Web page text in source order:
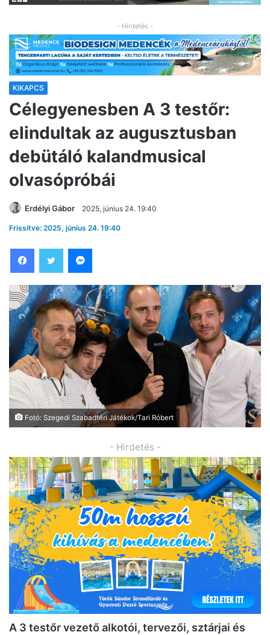
- Hirdetés -
KIKAPCS
Célegyenesben A 3 testőr:
elindultak az augusztusban
debütáló kalandmusical
olvasópróbái
Erdélyi Gábor 2025, június 24. 19:40
Frissítve: 2025, június 24. 19:40
Fotó: Szegedi Szabadtéri Játékok/Tari Róbert
- Hirdetés -
A 3 testőr vezető alkotói, tervezői, sztárjai és